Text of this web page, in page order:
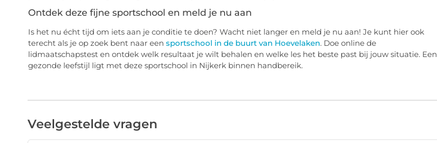
Ontdek deze fijne sportschool en meld je nu aan
Is het nu écht tijd om iets aan je conditie te doen? Wacht niet langer en meld je nu aan! Je kunt hier ook
terecht als je op zoek bent naar een sportschool in de buurt van Hoevelaken. Doe online de
lidmaatschapstest en ontdek welk resultaat je wilt behalen en welke les het beste past bij jouw situatie. Een
gezonde leefstijl ligt met deze sportschool in Nijkerk binnen handbereik.
Veelgestelde vragen